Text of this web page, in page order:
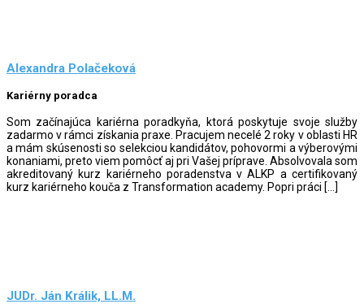
Alexandra Polačeková
Kariérny poradca
Som začínajúca kariérna poradkyňa, ktorá poskytuje svoje služby
zadarmo v rámci získania praxe. Pracujem necelé 2 roky v oblasti HR
a mám skúsenosti so selekciou kandidátov, pohovormi a výberovými
konaniami, preto viem pomôcť aj pri Vašej príprave. Absolvovala som
akreditovaný kurz kariérneho poradenstva v ALKP a certifikovaný
kurz kariérneho kouča z Transformation academy. Popri práci […]
JUDr. Ján Králik, LL.M.